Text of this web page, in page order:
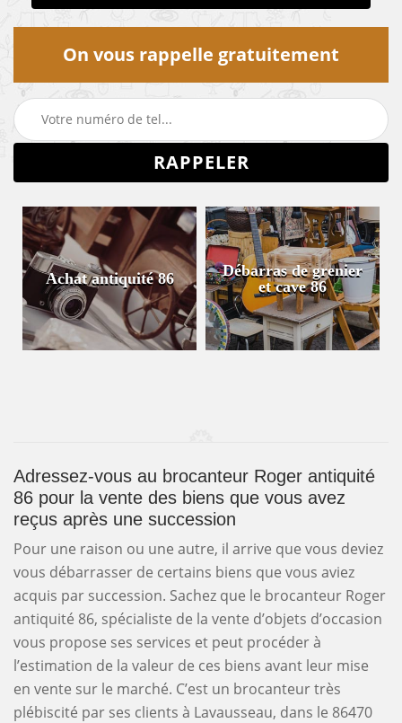
On vous rappelle gratuitement
Achat antiquité 86
Débarras de grenier
et cave 86
Adressez-vous au brocanteur Roger antiquité
86 pour la vente des biens que vous avez
reçus après une succession
Pour une raison ou une autre, il arrive que vous deviez
vous débarrasser de certains biens que vous aviez
acquis par succession. Sachez que le brocanteur Roger
antiquité 86, spécialiste de la vente d’objets d’occasion
vous propose ses services et peut procéder à
l’estimation de la valeur de ces biens avant leur mise
en vente sur le marché. C’est un brocanteur très
plébiscité par ses clients à Lavausseau, dans le 86470